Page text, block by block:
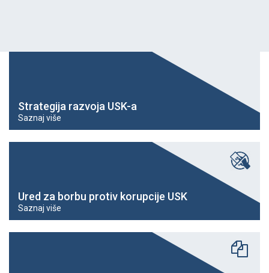
Strategija razvoja USK-a
Saznaj više
Ured za borbu protiv korupcije USK
Saznaj više